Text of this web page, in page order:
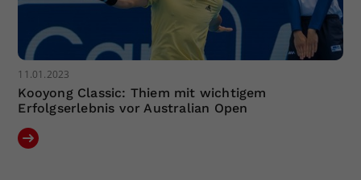
11.01.2023
Kooyong Classic: Thiem mit wichtigem
Erfolgserlebnis vor Australian Open